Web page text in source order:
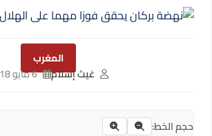
المغرب
غيث إسلام
6 مايو 2018
حجم الخط: